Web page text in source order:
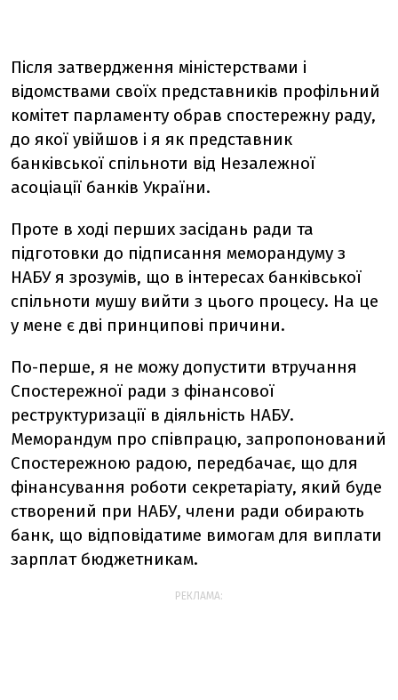
Після затвердження міністерствами і
відомствами своїх представників профільний
комітет парламенту обрав спостережну раду,
до якої увійшов і я як представник
банківської спільноти від Незалежної
асоціації банків України.
Проте в ході перших засідань ради та
підготовки до підписання меморандуму з
НАБУ я зрозумів, що в інтересах банківської
спільноти мушу вийти з цього процесу. На це
у мене є дві принципові причини.
По-перше, я не можу допустити втручання
Спостережної ради з фінансової
реструктуризації в діяльність НАБУ.
Меморандум про співпрацю, запропонований
Спостережною радою, передбачає, що для
фінансування роботи секретаріату, який буде
створений при НАБУ, члени ради обирають
банк, що відповідатиме вимогам для виплати
зарплат бюджетникам.
РЕКЛАМА: